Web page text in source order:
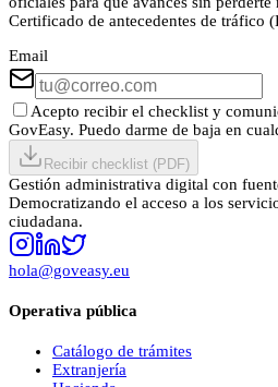
Certificado de antecedentes de tráfico
Email
Acepto recibir el checklist y
GovEasy. Puedo darme de baja en
Recibir checklist (PDF)
Gestión administrativa digital con
Democratizando el acceso a los
ciudadana.
hola@goveasy.eu
Operativa pública
Catálogo de trámites
Extranjería